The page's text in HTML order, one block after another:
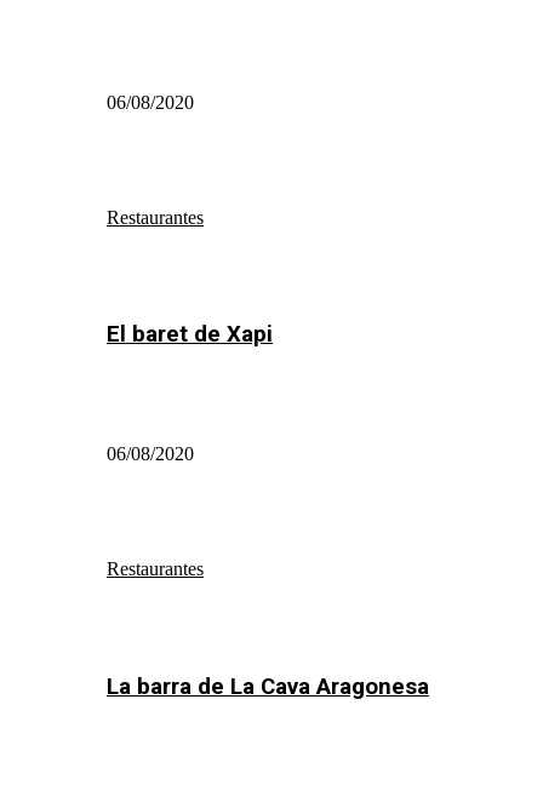
06/08/2020
Restaurantes
El baret de Xapi
06/08/2020
Restaurantes
La barra de La Cava Aragonesa